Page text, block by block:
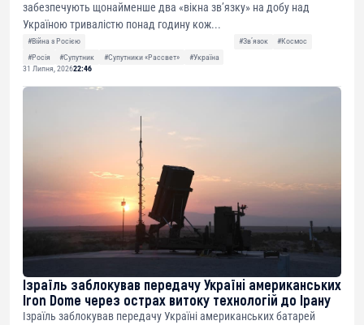
забезпечують щонайменше два «вікна зв’язку» на добу над
Україною тривалістю понад годину кож...
#Війна з Росією #Звʼязок
#Космос
#Росія
#Супутник #Супутники «Рассвет»
#Україна
31 Липня, 202622:46
Ізраїль заблокував передачу Україні американських
Iron Dome через острах витоку технологій до Ірану
Ізраїль заблокував передачу Україні американських батарей